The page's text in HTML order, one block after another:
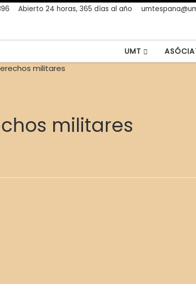
Abierto 24 horas, 365 días al año
UMT
militares
militares